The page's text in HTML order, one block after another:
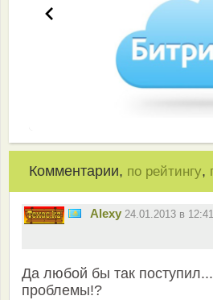
Комментарии, по рейтингу,
Alexy 24.01.2013 в
Да любой бы так поступил...
проблемы!?